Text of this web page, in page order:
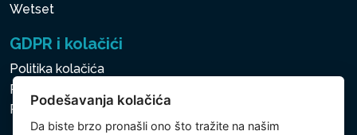
Wetset
GDPR i kolačići
Politika kolačića
Politika zaštite ličnih i drugih obrađivanih podataka
Politika kolačića
Podešavanja kolačića
Da biste brzo pronašli ono što tražite na našim